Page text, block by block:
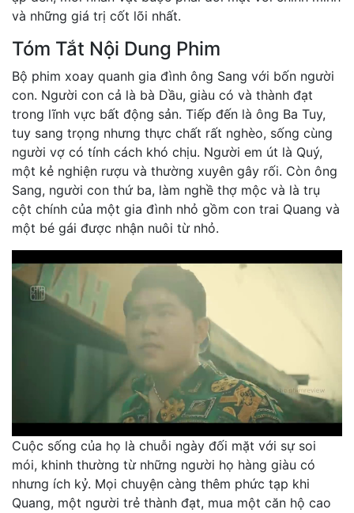
và những giá trị cốt lõi nhất.
Tóm Tắt Nội Dung Phim
Bộ phim xoay quanh gia đình ông Sang với bốn người
con. Người con cả là bà Dầu, giàu có và thành đạt
trong lĩnh vực bất động sản. Tiếp đến là ông Ba Tuy,
tuy sang trọng nhưng thực chất rất nghèo, sống cùng
người vợ có tính cách khó chịu. Người em út là Quý,
một kẻ nghiện rượu và thường xuyên gây rối. Còn ông
Sang, người con thứ ba, làm nghề thợ mộc và là trụ
cột chính của một gia đình nhỏ gồm con trai Quang và
một bé gái được nhận nuôi từ nhỏ.
Cuộc sống của họ là chuỗi ngày đối mặt với sự soi
mói, khinh thường từ những người họ hàng giàu có
nhưng ích kỷ. Mọi chuyện càng thêm phức tạp khi
Quang, một người trẻ thành đạt, mua một căn hộ cao